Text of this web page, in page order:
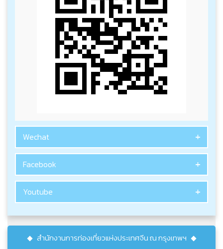
Wechat
Facebook
Youtube
สำนักงานการท่องเที่ยวแห่งประเทศจีน ณ กรุงเทพฯ